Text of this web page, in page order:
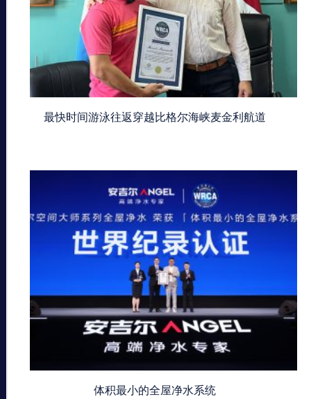
最快时间游泳往返穿越比格尔海峡麦金利航道
体积最小的全屋净水系统